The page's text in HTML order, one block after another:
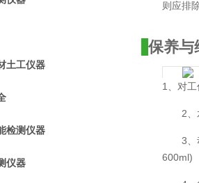
土工仪器
检测仪器
仪器
则应排
保养与
1、对
2
3、
600ml)